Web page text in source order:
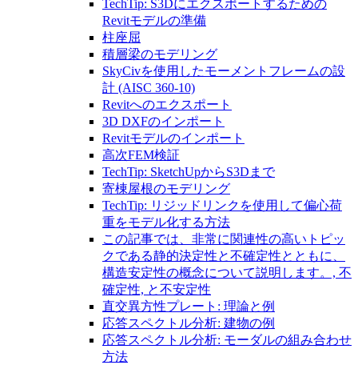
TechTip: S3Dにエクスポートするための
Revitモデルの準備
柱座屈
積層梁のモデリング
SkyCivを使用したモーメントフレームの設
計 (AISC 360-10)
Revitへのエクスポート
3D DXFのインポート
Revitモデルのインポート
高次FEM検証
TechTip: SketchUpからS3Dまで
寄棟屋根のモデリング
TechTip: リジッドリンクを使用して偏心荷
重をモデル化する方法
この記事では、非常に関連性の高いトピッ
クである静的決定性と不確定性とともに、
構造安定性の概念について説明します。, 不
確定性, と不安定性
直交異方性プレート: 理論と例
応答スペクトル分析: 建物の例
応答スペクトル分析: モーダルの組み合わせ
方法